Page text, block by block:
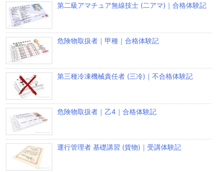
第二級アマチュア無線技士 (二アマ)｜合格体験記
危険物取扱者｜甲種｜合格体験記
第三種冷凍機械責任者 (三冷)｜不合格体験記
危険物取扱者｜乙4｜合格体験記
運行管理者 基礎講習 (貨物)｜受講体験記